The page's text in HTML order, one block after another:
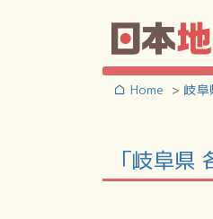
Home 岐阜
「岐阜県